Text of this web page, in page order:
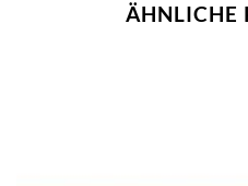
ÄHNLICHE